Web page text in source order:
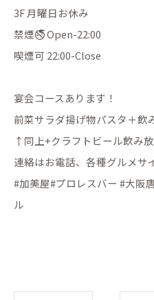
3F 月曜日お休み
禁煙🚭 Open-22:00
喫煙可 22:00-Close
宴会コースあります！
前菜サラダ揚げ物パスタ＋飲
↑同上+クラフトビール飲み
連絡はお電話、各種グルメサ
#加美屋#プロレスバー #大阪
ル